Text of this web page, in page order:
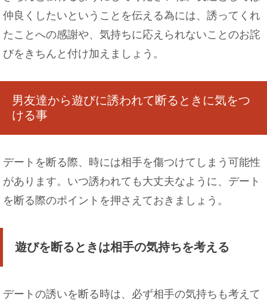
仲良くしたいということを伝える為には、誘ってくれ
たことへの感謝や、気持ちに応えられないことのお詫
びをきちんと付け加えましょう。
男友達から遊びに誘われて断るときに気をつ
ける事
デートを断る際、時には相手を傷つけてしまう可能性
があります。いつ誘われても大丈夫なように、デート
を断る際のポイントを押さえておきましょう。
遊びを断るときは相手の気持ちを考える
デートの誘いを断る時は、必ず相手の気持ちも考えて